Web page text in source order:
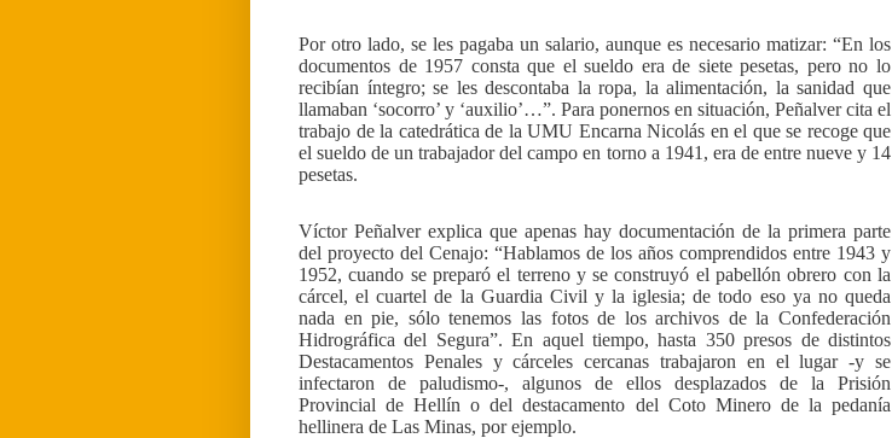
Por otro lado, se les pagaba un salario, aunque es necesario matizar: “En los
documentos de 1957 consta que el sueldo era de siete pesetas, pero no lo
recibían íntegro; se les descontaba la ropa, la alimentación, la sanidad que
llamaban ‘socorro’ y ‘auxilio’…”. Para ponernos en situación, Peñalver cita el
trabajo de la catedrática de la UMU Encarna Nicolás en el que se recoge que
el sueldo de un trabajador del campo en torno a 1941, era de entre nueve y 14
pesetas.
Víctor Peñalver explica que apenas hay documentación de la primera parte
del proyecto del Cenajo: “Hablamos de los años comprendidos entre 1943 y
1952, cuando se preparó el terreno y se construyó el pabellón obrero con la
cárcel, el cuartel de la Guardia Civil y la iglesia; de todo eso ya no queda
nada en pie, sólo tenemos las fotos de los archivos de la Confederación
Hidrográfica del Segura”. En aquel tiempo, hasta 350 presos de distintos
Destacamentos Penales y cárceles cercanas trabajaron en el lugar -y se
infectaron de paludismo-, algunos de ellos desplazados de la Prisión
Provincial de Hellín o del destacamento del Coto Minero de la pedanía
hellinera de Las Minas, por ejemplo.